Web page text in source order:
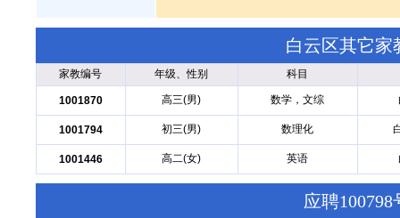
白云区其它家
家教编号 年级、性别 科目
1001870 高三(男) 数学，文综
1001794 初三(男) 数理化
1001446 高二(女) 英语
应聘